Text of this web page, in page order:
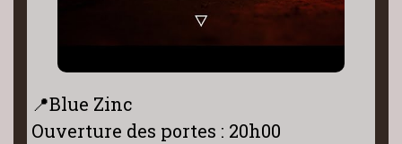
📍Blue Zinc
Ouverture des portes : 20h00